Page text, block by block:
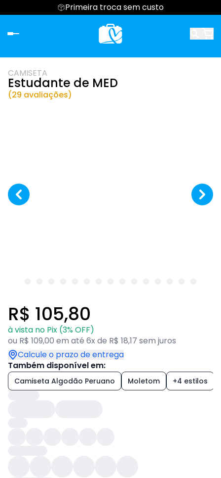
Primeira troca sem custo
CAMISETA
Estudante de MED
(29 avaliações)
R$ 105,80
à vista no Pix (3% OFF)
ou R$ 109,00 em até 6x de R$ 18,17 sem juros
Calcule o prazo de entrega
Também disponível em:
Camiseta Algodão Peruano Moletom +4 estilos